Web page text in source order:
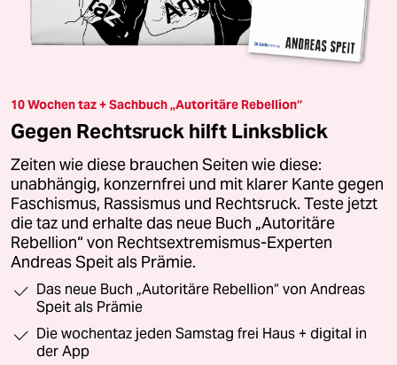
10 Wochen taz + Sachbuch „Autoritäre Rebellion“
Gegen Rechtsruck hilft Linksblick
Zeiten wie diese brauchen Seiten wie diese:
unabhängig, konzernfrei und mit klarer Kante gegen
Faschismus, Rassismus und Rechtsruck. Teste jetzt
die taz und erhalte das neue Buch „Autoritäre
Rebellion“ von Rechtsextremismus-Experten
Andreas Speit als Prämie.
Das neue Buch „Autoritäre Rebellion“ von Andreas
Speit als Prämie
Die wochentaz jeden Samstag frei Haus + digital in
der App